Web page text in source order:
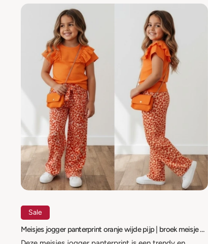
Sale
Meisjes jogger panterprint oranje wijde pijp | broek meisje panter | maat 98-164